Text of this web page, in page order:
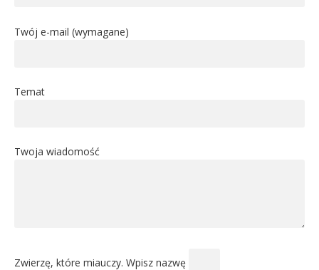
Twój e-mail (wymagane)
Temat
Twoja wiadomość
Zwierzę, które miauczy. Wpisz nazwę